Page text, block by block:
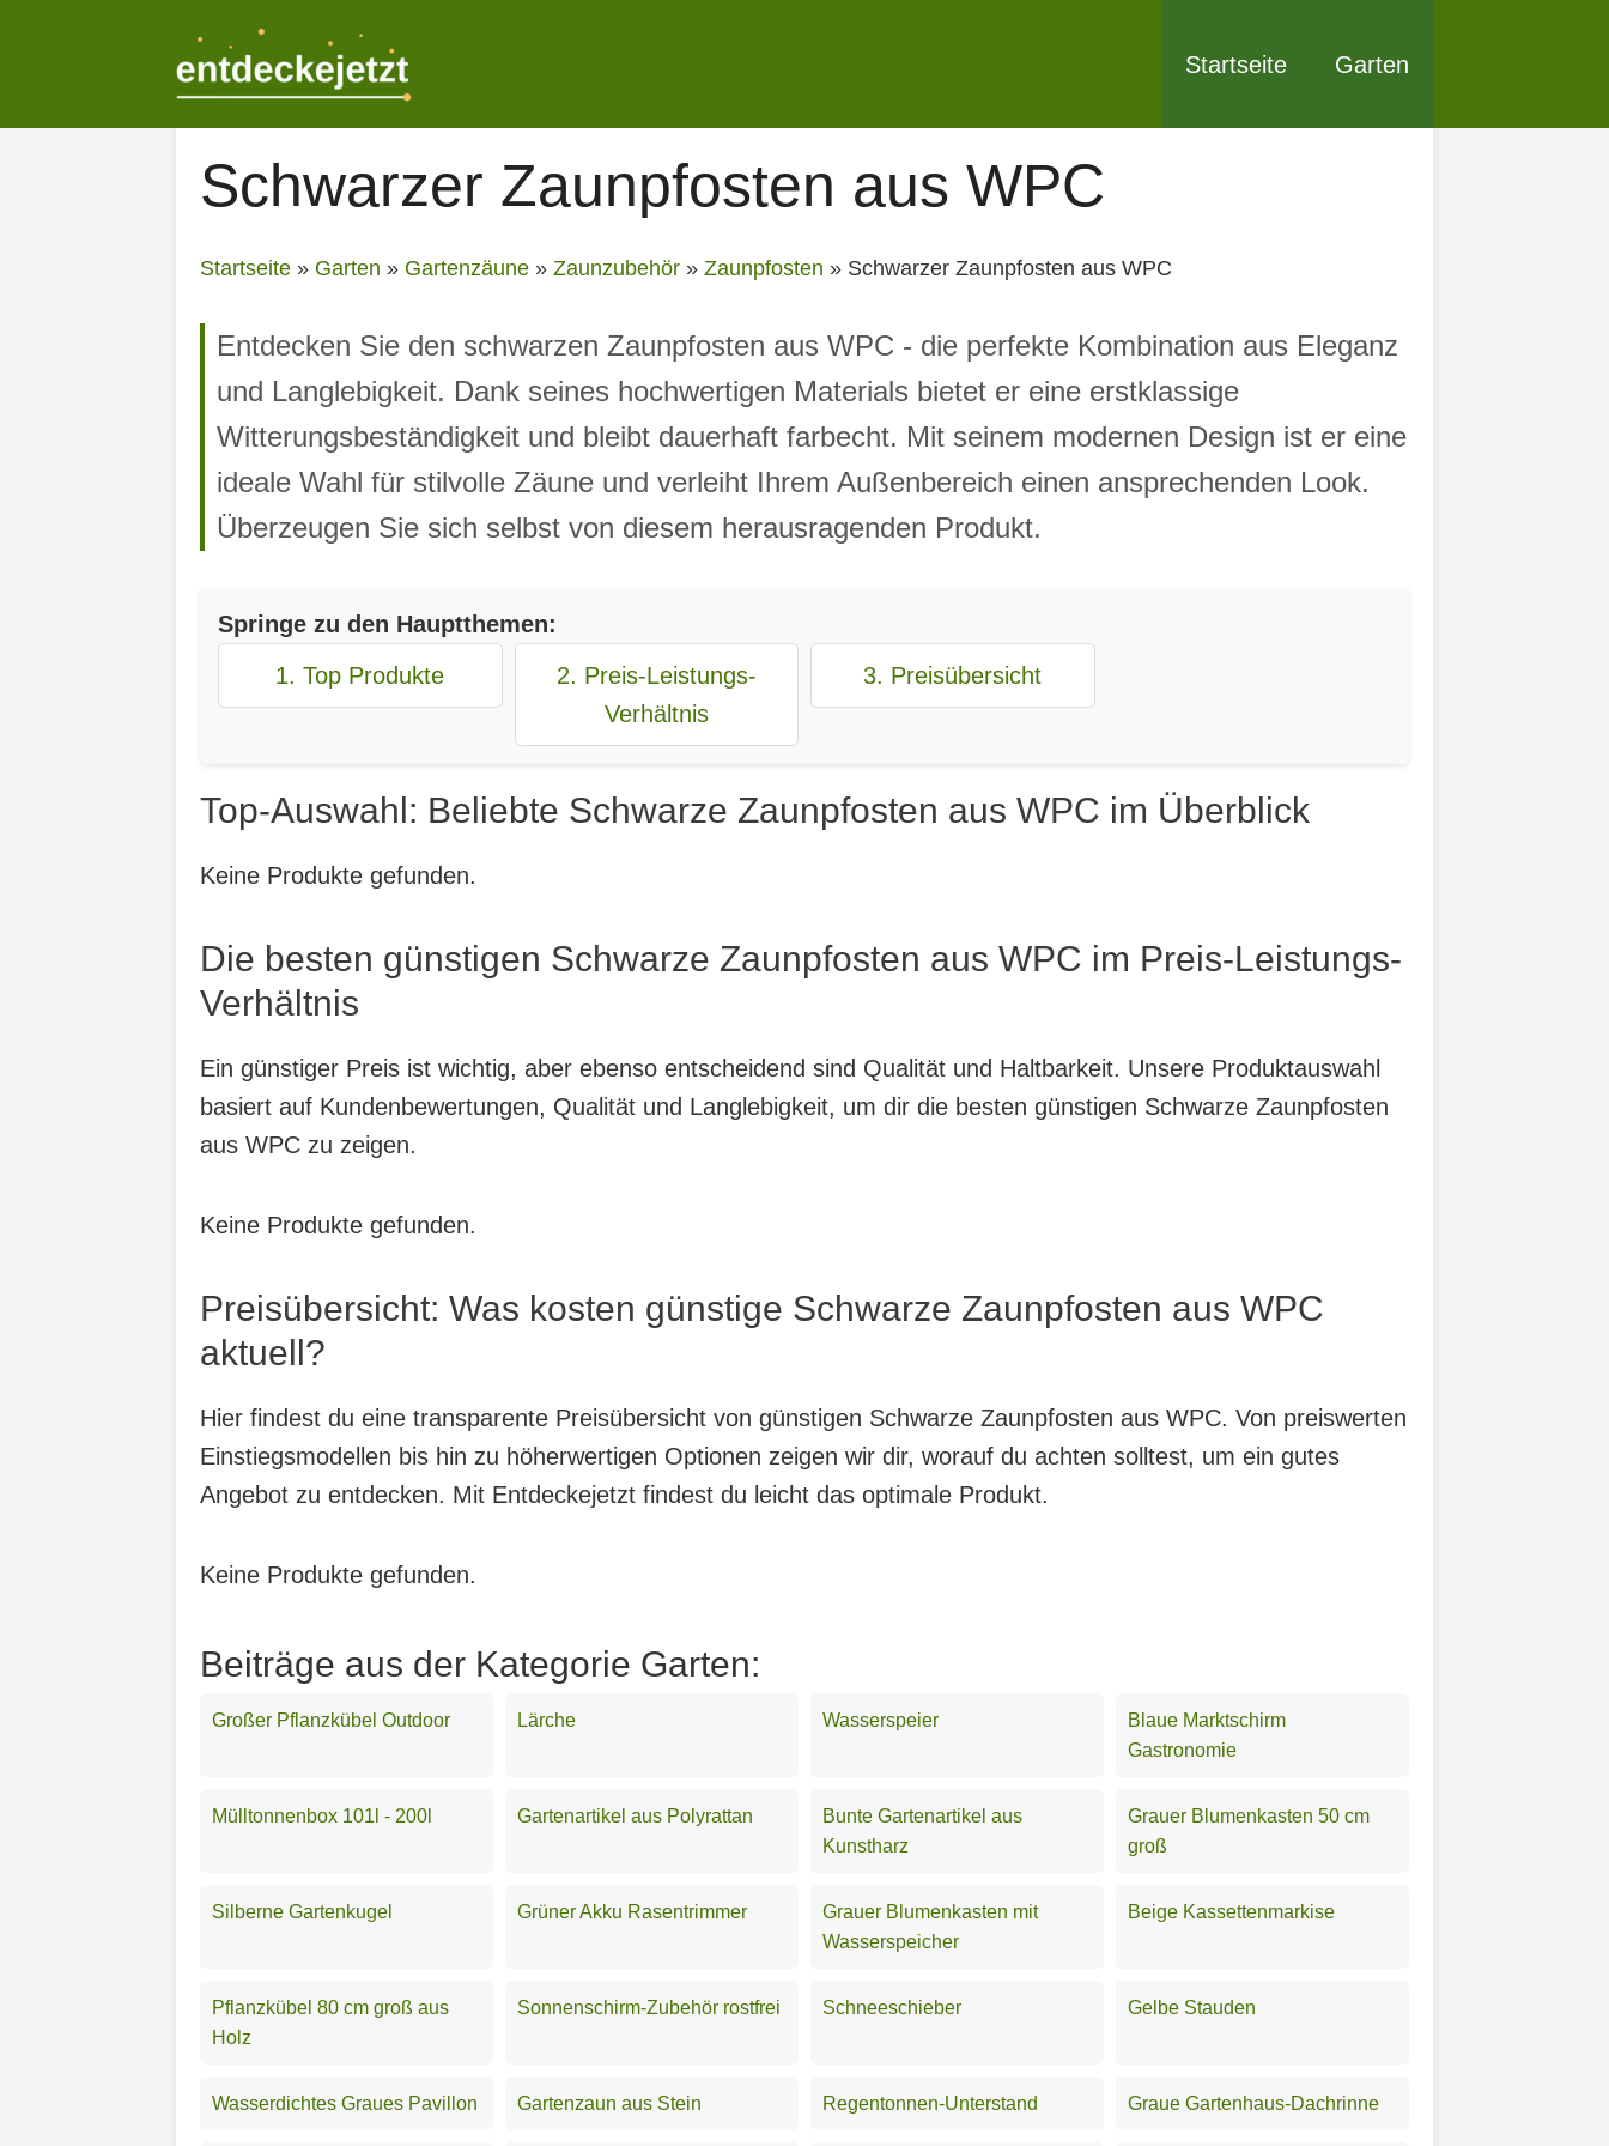
Startseite Garten
Schwarzer Zaunpfosten aus WPC
Startseite » Garten » Gartenzäune » Zaunzubehör » Zaunpfosten » Schwarzer Zaunpfosten aus WPC
Entdecken Sie den schwarzen Zaunpfosten aus WPC - die perfekte Kombination aus Eleganz
und Langlebigkeit. Dank seines hochwertigen Materials bietet er eine erstklassige
Witterungsbeständigkeit und bleibt dauerhaft farbecht. Mit seinem modernen Design ist er eine
ideale Wahl für stilvolle Zäune und verleiht Ihrem Außenbereich einen ansprechenden Look.
Überzeugen Sie sich selbst von diesem herausragenden Produkt.
Springe zu den Hauptthemen:
1. Top Produkte
2. Preis-Leistungs-
Verhältnis
3. Preisübersicht
Top-Auswahl: Beliebte Schwarze Zaunpfosten aus WPC im Überblick
Keine Produkte gefunden.
Die besten günstigen Schwarze Zaunpfosten aus WPC im Preis-Leistungs-
Verhältnis
Ein günstiger Preis ist wichtig, aber ebenso entscheidend sind Qualität und Haltbarkeit. Unsere Produktauswahl
basiert auf Kundenbewertungen, Qualität und Langlebigkeit, um dir die besten günstigen Schwarze Zaunpfosten
aus WPC zu zeigen.
Keine Produkte gefunden.
Preisübersicht: Was kosten günstige Schwarze Zaunpfosten aus WPC
aktuell?
Hier findest du eine transparente Preisübersicht von günstigen Schwarze Zaunpfosten aus WPC. Von preiswerten
Einstiegsmodellen bis hin zu höherwertigen Optionen zeigen wir dir, worauf du achten solltest, um ein gutes
Angebot zu entdecken. Mit Entdeckejetzt findest du leicht das optimale Produkt.
Keine Produkte gefunden.
Beiträge aus der Kategorie Garten:
Großer Pflanzkübel Outdoor Lärche Wasserspeier
Blaue Marktschirm
Gastronomie
Mülltonnenbox 101l - 200l Gartenartikel aus Polyrattan
Bunte Gartenartikel aus
Kunstharz
Grauer Blumenkasten 50 cm
groß
Silberne Gartenkugel Grüner Akku Rasentrimmer
Grauer Blumenkasten mit
Wasserspeicher
Beige Kassettenmarkise
Pflanzkübel 80 cm groß aus
Holz
Sonnenschirm-Zubehör rostfrei Schneeschieber Gelbe Stauden
Wasserdichtes Graues Pavillon Gartenzaun aus Stein Regentonnen-Unterstand Graue Gartenhaus-Dachrinne